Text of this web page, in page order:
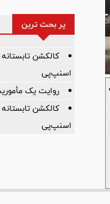
پر بحث ترین
کالکشن
اسنپ‌پی
روایت یک مأموریت بزرگ؛ ۲۲ سال
کالکشن
اسنپ‌پی